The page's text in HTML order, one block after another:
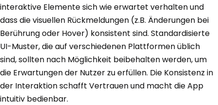
interaktive Elemente sich wie erwartet verhalten und
dass die visuellen Rückmeldungen (z.B. Änderungen bei
Berührung oder Hover) konsistent sind. Standardisierte
UI-Muster, die auf verschiedenen Plattformen üblich
sind, sollten nach Möglichkeit beibehalten werden, um
die Erwartungen der Nutzer zu erfüllen. Die Konsistenz in
der Interaktion schafft Vertrauen und macht die App
intuitiv bedienbar.